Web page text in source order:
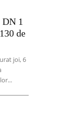
DN 1
de
joi, 6